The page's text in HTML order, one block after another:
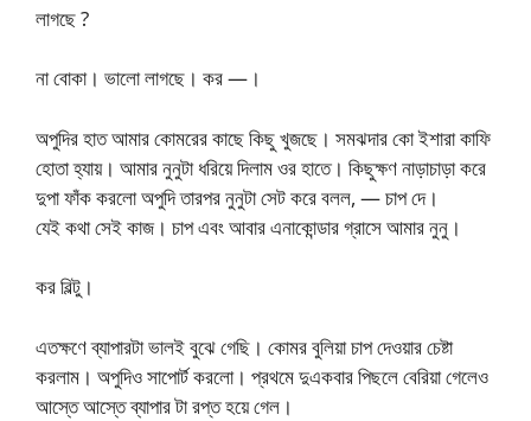
লাগছে ?
না বোকা। ভালো লাগছে। কর —।
অপুদির হাত আমার কোমরের কাছে কিছু খুজছে। সমঝদার কো ইশারা কাফি
হোতা হ্যায়। আমার নুনুটা ধরিয়ে দিলাম ওর হাতে। কিছুক্ষণ নাড়াচাড়া করে
দুপা ফাঁক করলো অপুদি তারপর নুনুটা সেট করে বলল, — চাপ দে।
যেই কথা সেই কাজ। চাপ এবং আবার এনাকোন্ডার গ্রাসে আমার নুনু।
কর বিল্টু।
এতক্ষণে ব্যাপারটা ভালই বুঝে গেছি। কোমর বুলিয়া চাপ দেওয়ার চেষ্টা
করলাম। অপুদিও সাপোর্ট করলো। প্রথমে দুএকবার পিছলে বেরিয়া গেলেও
আস্তে আস্তে ব্যাপার টা রপ্ত হয়ে গেল।